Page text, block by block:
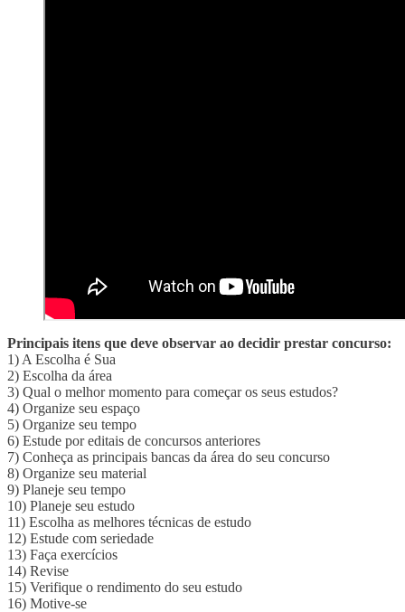
Principais itens que deve observar ao decidir prestar concurso:
1) A Escolha é Sua
2) Escolha da área
3) Qual o melhor momento para começar os seus estudos?
4) Organize seu espaço
5) Organize seu tempo
6) Estude por editais de concursos anteriores
7) Conheça as principais bancas da área do seu concurso
8) Organize seu material
9) Planeje seu tempo
10) Planeje seu estudo
11) Escolha as melhores técnicas de estudo
12) Estude com seriedade
13) Faça exercícios
14) Revise
15) Verifique o rendimento do seu estudo
16) Motive-se